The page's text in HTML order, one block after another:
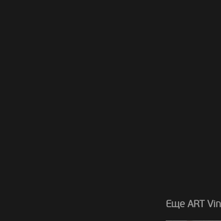
Еще ART